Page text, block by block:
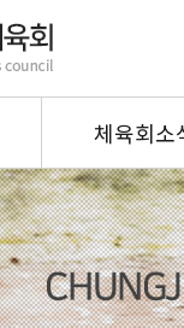
체육회소
공지사항
자료실
보도자료
고시/공고